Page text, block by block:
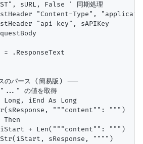
sURL, False ' 同期処理
"Content-Type",
"api-key", sAPIKey
= .ResponseText
のパース (簡易版) ---
の値を取得
Long, iEnd As Long
"""content"": """)
Then
+ Len("""content"": """)
sResponse, """")